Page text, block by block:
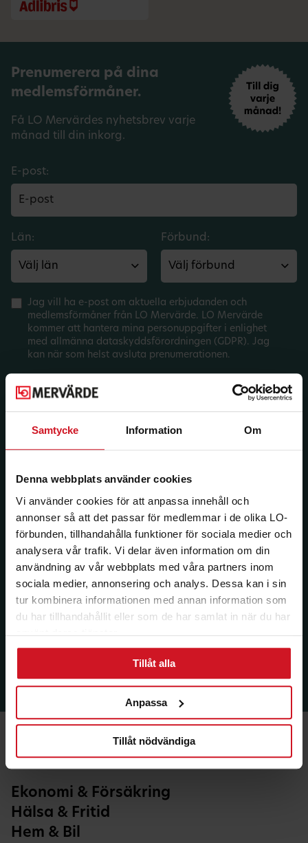
Samtycke Information Om
Denna webbplats använder cookies
Vi använder cookies för att anpassa innehåll och
annonser så att det passar för medlemmar i de olika LO-
förbunden, tillhandahålla funktioner för sociala medier och
analysera vår trafik. Vi delar även information om din
användning av vår webbplats med våra partners inom
sociala medier, annonsering och analys. Dessa kan i sin
tur kombinera informationen med annan information som
du har tillhandahållit eller som de har samlat in när du har
använt deras tjänster.
Tillåt alla
Anpassa
Tillåt nödvändiga
Prenumerera på dina
medlemsförmåner.
Få LO Mervärdes nyhetsbrev varje
månad till din inkorg.
E-post:
Län: Förbund:
Jag vill ha e-post om aktuella erbjudanden och
medlemsförmåner från LO Mervärde. LO Mervärde
kommer att hantera mina personuppgifter i enlighet
med allmänna dataskyddsförordningen (GDPR). Jag
kan när som helst avsluta prenumerationen.
Ekonomi & Försäkring
Hälsa & Fritid
Hem & Bil